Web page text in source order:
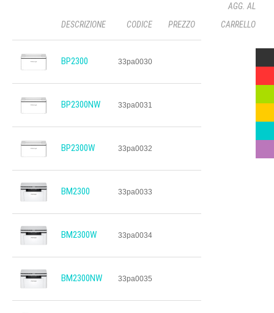
DESCRIZIONE CODICE PREZZO
AGG. AL
CARRELLO
BP2300 33pa0030
BP2300NW 33pa0031
BP2300W 33pa0032
BM2300 33pa0033
BM2300W 33pa0034
BM2300NW 33pa0035